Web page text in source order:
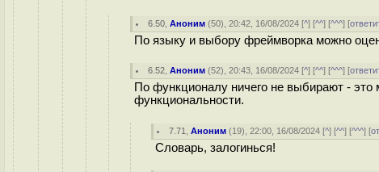
6.50 ,Аноним (50), 20:42, 16/08/2024 [^] [^^] [^^^] [
По языку и выбору фреймворка можно
6.52 ,Аноним (52), 20:43, 16/08/2024 [^] [^^] [^^^] [
По функционалу ничего не выбирают -
функциональности.
7.71 ,Аноним (19), 22:00, 16/08/2024 [^] [^^] [^^^] [
Словарь, залогинься!